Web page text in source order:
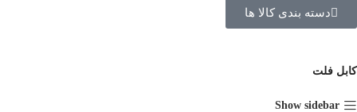
دسته بندی کالا ها
کابل فلت
Show sidebar